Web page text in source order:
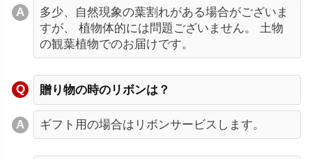
多少、自然現象の葉割れがある場合がございま
すが、 植物体的には問題ございません。 土物
の観葉植物でのお届けです。
贈り物の時のリボンは？
ギフト用の場合はリボンサービスします。